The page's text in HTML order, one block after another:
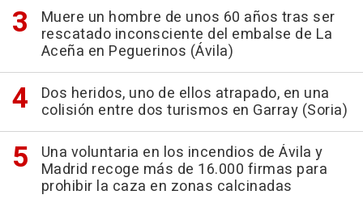
Muere un hombre de unos 60 años tras ser
rescatado inconsciente del embalse de La
Aceña en Peguerinos (Ávila)
Dos heridos, uno de ellos atrapado, en una
colisión entre dos turismos en Garray (Soria)
Una voluntaria en los incendios de Ávila y
Madrid recoge más de 16.000 firmas para
prohibir la caza en zonas calcinadas